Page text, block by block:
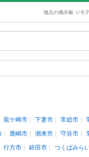
地元の掲示板 ジモ
龍ケ崎市 下妻市 常総市
鹿嶋市 潮来市 守谷市
行方市 鉾田市
つくばみら